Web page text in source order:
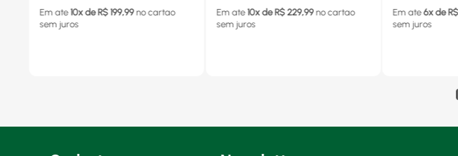
Em ate 10x de R$ 199,99 no cartao
sem juros
Em ate 10x de R$ 229,99 no cartao
sem juros
Em ate 6x de R$
sem juros